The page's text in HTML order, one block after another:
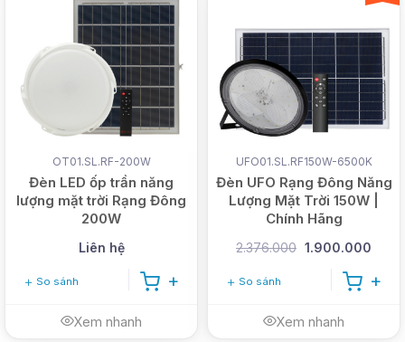
OT01.SL.RF-200W
Đèn LED ốp trần năng
lượng mặt trời Rạng Đông
200W
Liên hệ
So sánh
Xem nhanh
UFO01.SL.RF150W-6500K
Đèn UFO Rạng Đông Năng
Lượng Mặt Trời 150W |
Chính Hãng
2.376.000 1.900.000
So sánh
Xem nhanh